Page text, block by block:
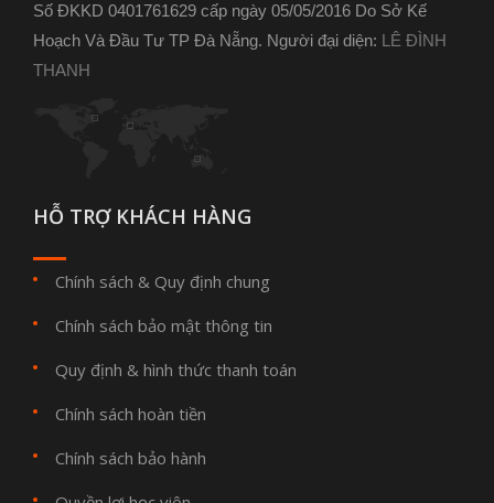
Số ĐKKD 0401761629 cấp ngày 05/05/2016 Do Sở Kế
Hoạch Và Đầu Tư TP Đà Nẵng. Người đại diện: LÊ ĐÌNH
THANH
HỖ TRỢ KHÁCH HÀNG
Chính sách & Quy định chung
Chính sách bảo mật thông tin
Quy định & hình thức thanh toán
Chính sách hoàn tiền
Chính sách bảo hành